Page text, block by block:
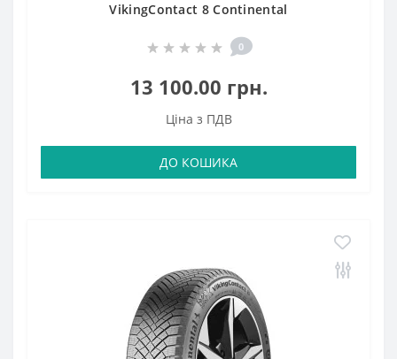
VikingContact 8 Continental
0
13 100.00 грн.
Ціна з ПДВ
ДО КОШИКА